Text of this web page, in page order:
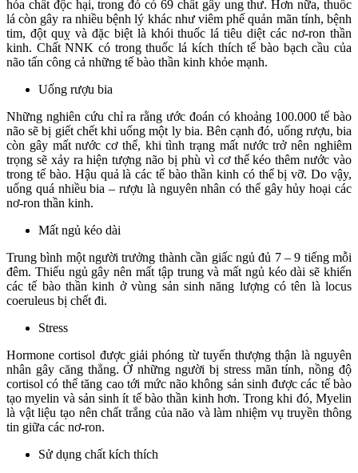
hóa chất độc hại, trong đó có 69 chất gây ung thư. Hơn nữa, thuốc
lá còn gây ra nhiều bệnh lý khác như viêm phế quản mãn tính, bệnh
tim, đột quỵ và đặc biệt là khói thuốc lá tiêu diệt các nơ-ron thần
kinh. Chất NNK có trong thuốc lá kích thích tế bào bạch cầu của
não tấn công cả những tế bào thần kinh khỏe mạnh.
Uống rượu bia
Những nghiên cứu chỉ ra rằng ước đoán có khoảng 100.000 tế bào
não sẽ bị giết chết khi uống một ly bia. Bên cạnh đó, uống rượu, bia
còn gây mất nước cơ thể, khi tình trạng mất nước trở nên nghiêm
trọng sẽ xảy ra hiện tượng não bị phù vì cơ thể kéo thêm nước vào
trong tế bào. Hậu quả là các tế bào thần kinh có thể bị vỡ. Do vậy,
uống quá nhiều bia – rượu là nguyên nhân có thể gây hủy hoại các
nơ-ron thần kinh.
Mất ngủ kéo dài
Trung bình một người trưởng thành cần giấc ngủ đủ 7 – 9 tiếng mỗi
đêm. Thiếu ngủ gây nên mất tập trung và mất ngủ kéo dài sẽ khiến
các tế bào thần kinh ở vùng sản sinh năng lượng có tên là locus
coeruleus bị chết đi.
Stress
Hormone cortisol được giải phóng từ tuyến thượng thận là nguyên
nhân gây căng thẳng. Ở những người bị stress mãn tính, nồng độ
cortisol có thể tăng cao tới mức não không sản sinh được các tế bào
tạo myelin và sản sinh ít tế bào thần kinh hơn. Trong khi đó, Myelin
là vật liệu tạo nên chất trắng của não và làm nhiệm vụ truyền thông
tin giữa các nơ-ron.
Sử dụng chất kích thích